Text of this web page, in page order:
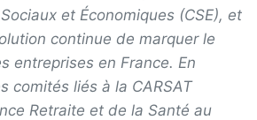
et Économiques (CSE), et
continue de marquer le
entreprises en France. En
comités liés à la CARSAT
Retraite et de la Santé au